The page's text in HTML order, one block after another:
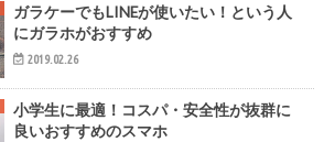
ガラケーでもLINEが使いたい！という人
にガラホがおすすめ
2019.02.26
小学生に最適！コスパ・安全性が抜群に
良いおすすめのスマホ